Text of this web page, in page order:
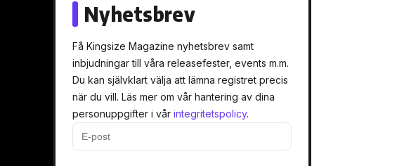
Nyhetsbrev
Få Kingsize Magazine nyhetsbrev samt
inbjudningar till våra releasefester, events m.m.
Du kan självklart välja att lämna registret precis
när du vill. Läs mer om vår hantering av dina
personuppgifter i vår integritetspolicy.